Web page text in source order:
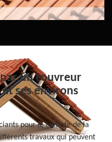
un couvreur
ses environs
pour le compte de la
travaux qui peuvent